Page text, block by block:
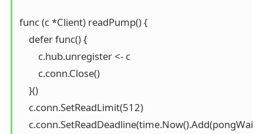
func (c *Client) readPump() {
    defer func() {
        c.hub.unregister <- c
        c.conn.Close()
    }()
    c.conn.SetReadLimit(512)
    c.conn.SetReadDeadline(time.Now().Add(pongWait))